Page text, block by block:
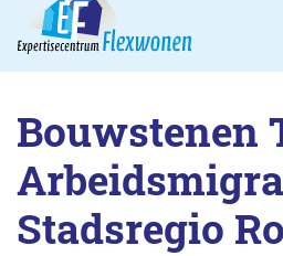
Bouwstenen
Stadsregio